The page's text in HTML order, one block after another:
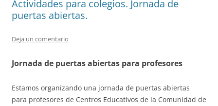
Actividades para colegios. Jornada de
puertas abiertas.
Deja un comentario
Jornada de puertas abiertas para profesores
Estamos organizando una jornada de puertas abiertas
para profesores de Centros Educativos de la Comunidad de